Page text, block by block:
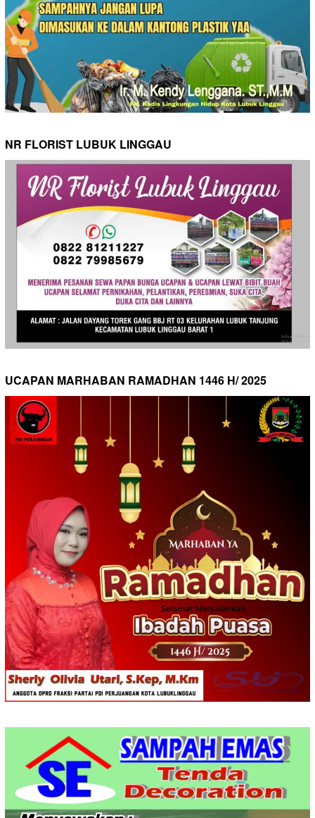
NR FLORIST LUBUK LINGGAU
UCAPAN MARHABAN RAMADHAN 1446 H/ 2025